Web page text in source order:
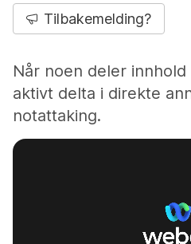
Tilbakemelding?
Når noen deler
aktivt delta i direkte
notattaking.